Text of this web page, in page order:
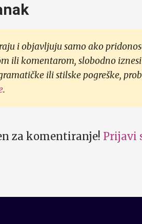
i objavljuju samo ako
ili komentarom, slobodno
ili stilske pogreške,
.
za komentiranje! Prijavi